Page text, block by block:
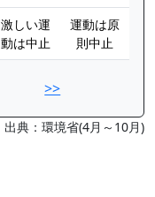
激しい運
動は中止
運動は原
則中止
>>
出典：環境省(4月～10月)